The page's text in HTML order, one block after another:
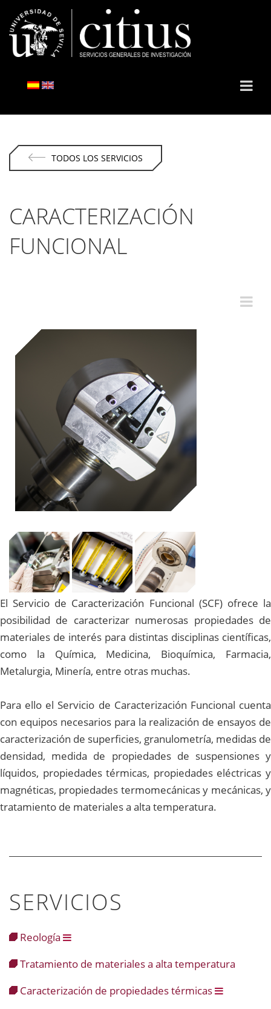
TODOS LOS SERVICIOS
CARACTERIZACIÓN
FUNCIONAL
El Servicio de Caracterización Funcional (SCF) ofrece la
posibilidad de caracterizar numerosas propiedades de
materiales de interés para distintas disciplinas científicas,
como la Química, Medicina, Bioquímica, Farmacia,
Metalurgia, Minería, entre otras muchas.
Para ello el Servicio de Caracterización Funcional cuenta
con equipos necesarios para la realización de ensayos de
caracterización de superficies, granulometría, medidas de
densidad, medida de propiedades de suspensiones y
líquidos, propiedades térmicas, propiedades eléctricas y
magnéticas, propiedades termomecánicas y mecánicas, y
tratamiento de materiales a alta temperatura.
SERVICIOS
Reología
Tratamiento de materiales a alta temperatura
Caracterización de propiedades térmicas